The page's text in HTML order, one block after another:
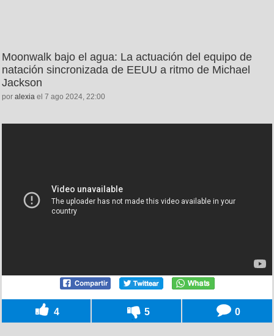
Moonwalk bajo el agua: La actuación del equipo de
natación sincronizada de EEUU a ritmo de Michael
Jackson
por alexia el 7 ago 2024, 22:00
4 5 0